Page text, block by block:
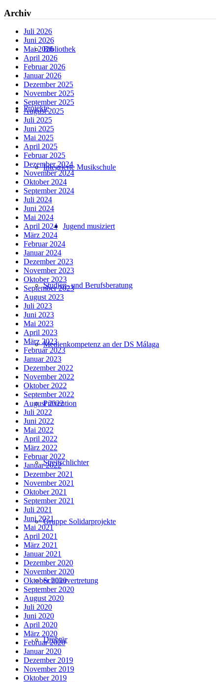
Bibliothek
Projekte
Integrierte Musikschule
Jugend musiziert
Studien- und Berufsberatung
Medienkompetenz an der DS Málaga
Prävention
Streitschlichter
Gruppe Solidarprojekte
Schülervertretung
Drehtür
Archiv
Juli 2026
Juni 2026
Mai 2026
April 2026
Februar 2026
Januar 2026
Dezember 2025
November 2025
September 2025
August 2025
Juli 2025
Juni 2025
Mai 2025
April 2025
Februar 2025
Dezember 2024
November 2024
Oktober 2024
September 2024
Juli 2024
Juni 2024
Mai 2024
April 2024
März 2024
Februar 2024
Januar 2024
Dezember 2023
November 2023
Oktober 2023
September 2023
August 2023
Juli 2023
Juni 2023
Mai 2023
April 2023
März 2023
Februar 2023
Januar 2023
Dezember 2022
November 2022
Oktober 2022
September 2022
August 2022
Juli 2022
Juni 2022
Mai 2022
April 2022
März 2022
Februar 2022
Januar 2022
Dezember 2021
November 2021
Oktober 2021
September 2021
Juli 2021
Juni 2021
Mai 2021
April 2021
März 2021
Januar 2021
Dezember 2020
November 2020
Oktober 2020
September 2020
August 2020
Juli 2020
Juni 2020
April 2020
März 2020
Februar 2020
Januar 2020
Dezember 2019
November 2019
Oktober 2019